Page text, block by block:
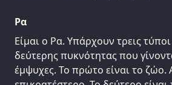
Ρα
Είμαι ο Ρα. Υπάρχουν τρεις
δεύτερης πυκνότητας που
έμψυχες. Το πρώτο είναι το ζώο.